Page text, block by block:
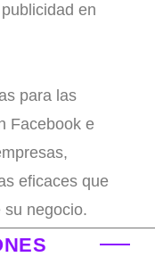
en
para las
Facebook e
eficaces que
su negocio.